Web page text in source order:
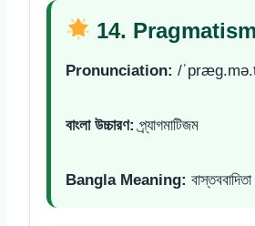
14.
Pronunciation: /
বাংলা উচ্চারণ: প্র্যাগমাটিজম
Bangla Meaning: বাস্তববাদিতা